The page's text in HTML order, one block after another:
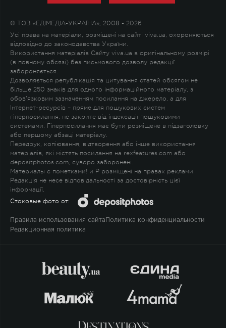
© ТОВ «ЕДІМЕДІА-УКРАЇНА», 2008 - 2026
Усі права на матеріали, розміщені на сайті viva.ua, охороняються
відповідно до законодавства України.
Використання матеріалів Сайту viva.ua в оригінальному розмірі
(в повному обсязі) без письмового дозволу редакції
забороняється.
Дозволяється републікація та цитування статей обсягом не
більше 250 знаків для одного інформаційного матеріалу, з
обов'язковим зазначенням посилання на джерело, а для
Інтернет-ресурсів – пряме для пошукових систем
гіперпосилання, не закрите від індексації пошуковими
системами. Гіперпосилання має бути розміщене в підзаголовку
або першому абзаці матеріалу.
Передрук, копіювання, відтворення або інше використання
матеріалів, які містять посилання на rexfeatures.com або
depositphotos.com, суворо заборонені.
Материалы с пометками! и P розміщені на правах реклами.
Редакція не несе відповідальності за достовірність цієї
інформації.
Стоковые фото от:
Правила использования сайта Политика конфиденциальности
Редакционная политика